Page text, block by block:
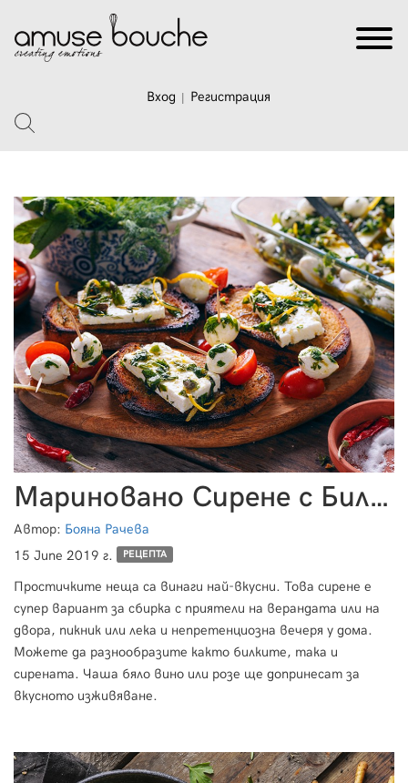
Вход Регистрация
Мариновано Сирене с Билки
Автор: Бояна Рачева
15 June 2019 г.
РЕЦЕПТА
Простичките неща са винаги най-вкусни. Това сирене е
супер вариант за сбирка с приятели на верандата или на
двора, пикник или лека и непретенциозна вечеря у дома.
Можете да разнообразите както билките, така и
сирената. Чаша бяло вино или розе ще допринесат за
вкусното изживяване.